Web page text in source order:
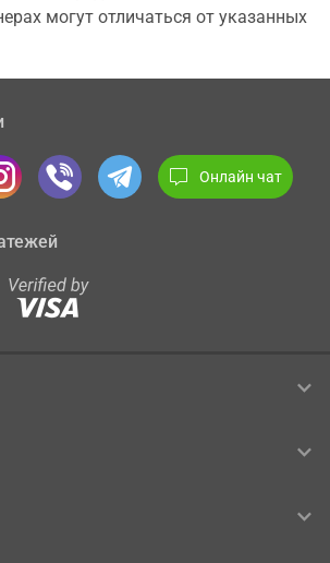
могут отличаться от указанных
Онлайн чат